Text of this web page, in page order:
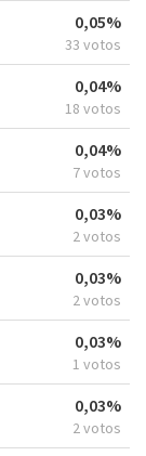
0,05%
33 votos
0,04%
18 votos
0,04%
7 votos
0,03%
2 votos
0,03%
2 votos
0,03%
1 votos
0,03%
2 votos